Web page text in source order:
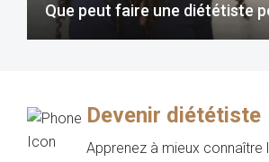
Que peut faire une diététiste
Devenir diététiste
Apprenez à mieux connaître